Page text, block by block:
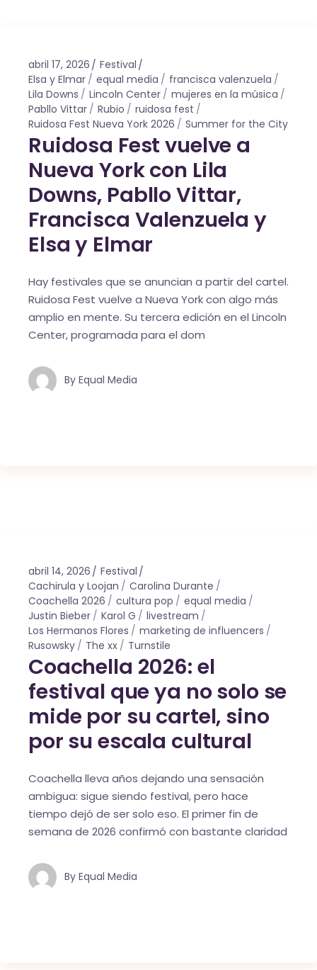
abril 17, 2026
Festival
Elsa y Elmar
equal media
francisca valenzuela
Lila Downs
Lincoln Center
mujeres en la música
Pabllo Vittar
Rubio
ruidosa fest
Ruidosa Fest Nueva York 2026
Summer for the City
Ruidosa Fest vuelve a
Nueva York con Lila
Downs, Pabllo Vittar,
Francisca Valenzuela y
Elsa y Elmar
Hay festivales que se anuncian a partir del cartel.
Ruidosa Fest vuelve a Nueva York con algo más
amplio en mente. Su tercera edición en el Lincoln
Center, programada para el dom
By Equal Media
abril 14, 2026
Festival
Cachirula y Loojan
Carolina Durante
Coachella 2026
cultura pop
equal media
Justin Bieber
Karol G
livestream
Los Hermanos Flores
marketing de influencers
Rusowsky
The xx Turnstile
Coachella 2026: el
festival que ya no solo se
mide por su cartel, sino
por su escala cultural
Coachella lleva años dejando una sensación
ambigua: sigue siendo festival, pero hace
tiempo dejó de ser solo eso. El primer fin de
semana de 2026 confirmó con bastante claridad
By Equal Media